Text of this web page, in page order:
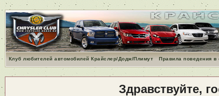
Клуб любителей автомобилей Крайслер/Додж/Плимут Правила поведения
Здравствуйте,